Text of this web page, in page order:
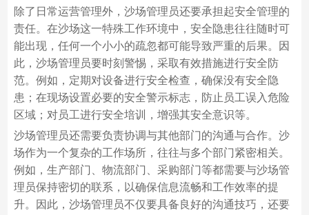
除了日常运营管理外，沙场管理员还要承担起安全管理的
责任。在沙场这一特殊工作环境中，安全隐患往往随时可
能出现，任何一个小小的疏忽都可能导致严重的后果。因
此，沙场管理员要时刻警惕，采取有效措施进行安全防
范。例如，定期对设备进行安全检查，确保没有安全隐
患；在现场设置必要的安全警示标志，防止员工误入危险
区域；对员工进行安全培训，增强其安全意识等。
沙场管理员还需要负责协调与其他部门的沟通与合作。沙
场作为一个复杂的工作场所，往往与多个部门紧密相关。
例如，生产部门、物流部门、采购部门等都需要与沙场管
理员保持密切的联系，以确保信息流畅和工作效率的提
升。因此，沙场管理员不仅要具备良好的沟通技巧，还要